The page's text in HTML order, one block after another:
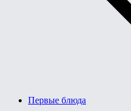
Первые блюда